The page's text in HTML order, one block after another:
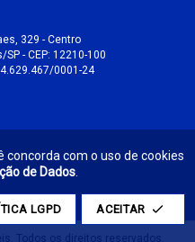
329 - Centro
- CEP: 12210-100
0001-24
Todos os direitos reservados.
com o uso de cookies
de Dados
LGPD ACEITAR